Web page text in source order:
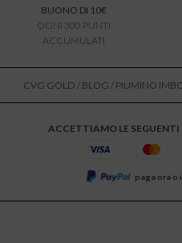
BUONO DI 10€
OGNI 300 PUNTI
ACCUMULATI
CVG GOLD / BLOG / PIUMINO
ACCETTIAMO LE
paga ora o